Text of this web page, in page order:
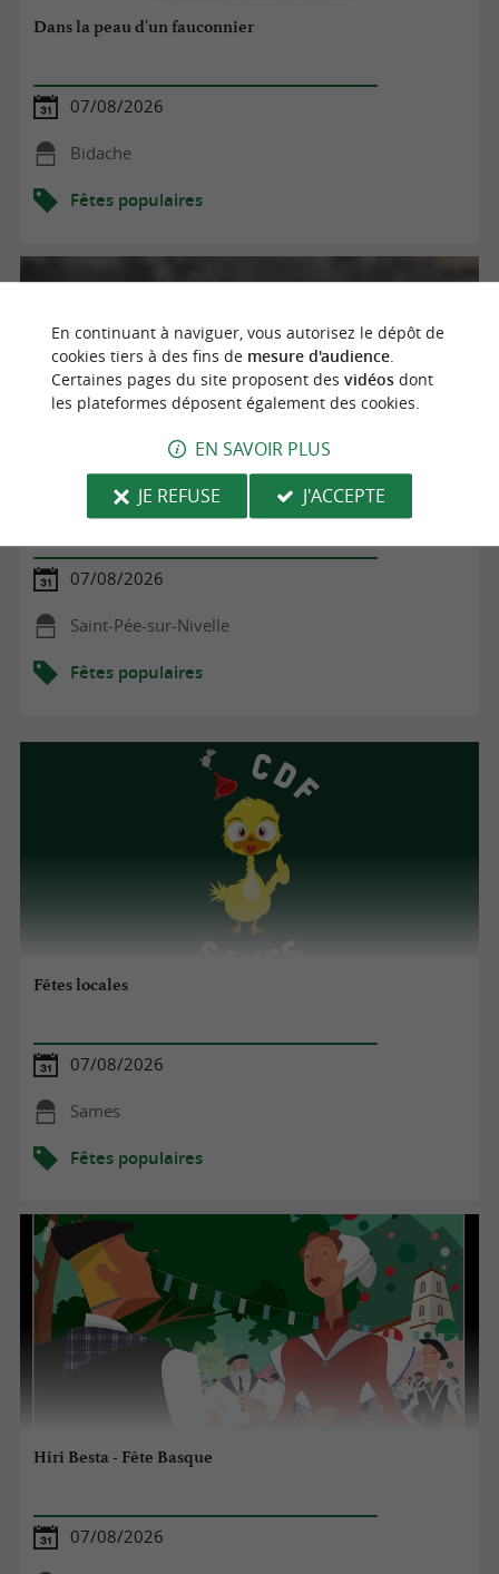
Dans la peau d'un fauconnier
07/08/2026
Bidache
Fêtes populaires
Visite de la ferme Salaberry
07/08/2026
Saint-Pée-sur-Nivelle
Fêtes populaires
Fêtes locales
07/08/2026
Sames
Fêtes populaires
Hiri Besta - Fête Basque
07/08/2026
En continuant à naviguer, vous autorisez le dépôt de
cookies tiers à des fins de mesure d'audience.
Certaines pages du site proposent des vidéosdont
les plateformes déposent également des cookies.
EN SAVOIR PLUS
JE REFUSE
J'ACCEPTE